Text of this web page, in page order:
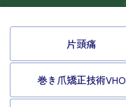
片頭痛
巻き爪矯正技術VHO